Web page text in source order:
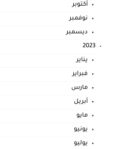
أكتوبر
نوفمبر
ديسمبر
2023
يناير
فبراير
مارس
أبريل
مايو
يونيو
يوليو